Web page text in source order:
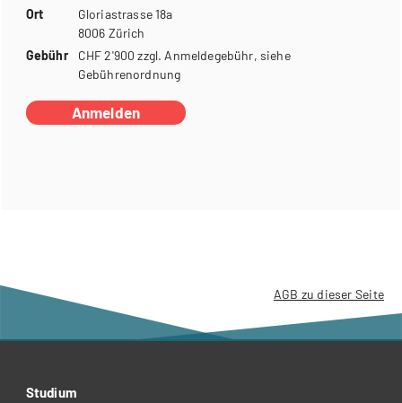
Ort
Gloriastrasse 18a
8006 Zürich
Gebühr
CHF 2'900 zzgl. Anmeldegebühr, siehe
Gebührenordnung
Anmelden
AGB zu dieser Seite
Studium